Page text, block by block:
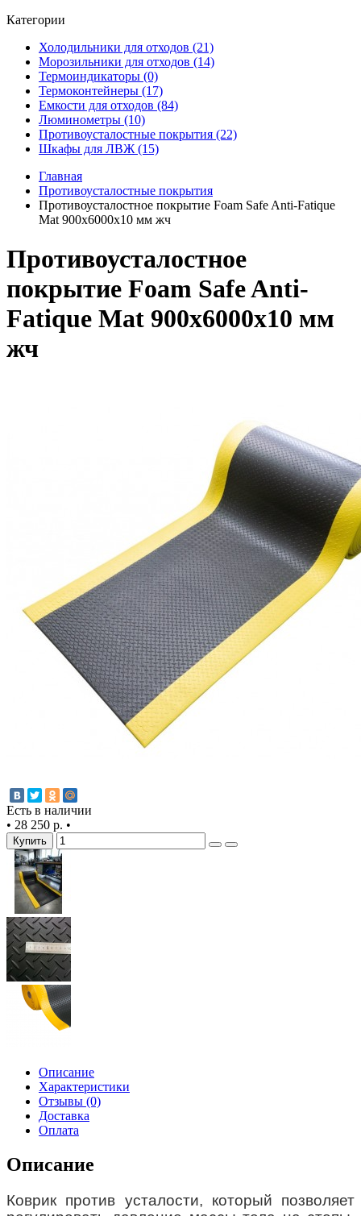
Категории
Холодильники для отходов (21)
Морозильники для отходов (14)
Термоиндикаторы (0)
Термоконтейнеры (17)
Емкости для отходов (84)
Люминометры (10)
Противоусталостные покрытия (22)
Шкафы для ЛВЖ (15)
Главная
Противоусталостные покрытия
Противоусталостное покрытие Foam Safe Anti-Fatique
Mat 900х6000х10 мм жч
Противоусталостное
покрытие Foam Safe Anti-
Fatique Mat 900х6000х10 мм
жч
Есть в наличии
• 28 250 р. •
Купить
Описание
Характеристики
Отзывы (0)
Доставка
Оплата
Описание
Коврик против усталости, который позволяет